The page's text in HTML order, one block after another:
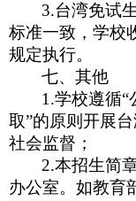
3.台湾免试
标准一致，学校
规定执行。
七、其他
1.学校遵循“
取”的原则开展
社会监督；
2.本招生简
办公室。如教育